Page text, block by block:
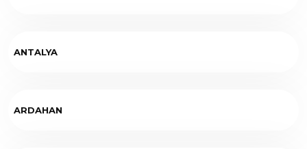
ANTALYA
ARDAHAN